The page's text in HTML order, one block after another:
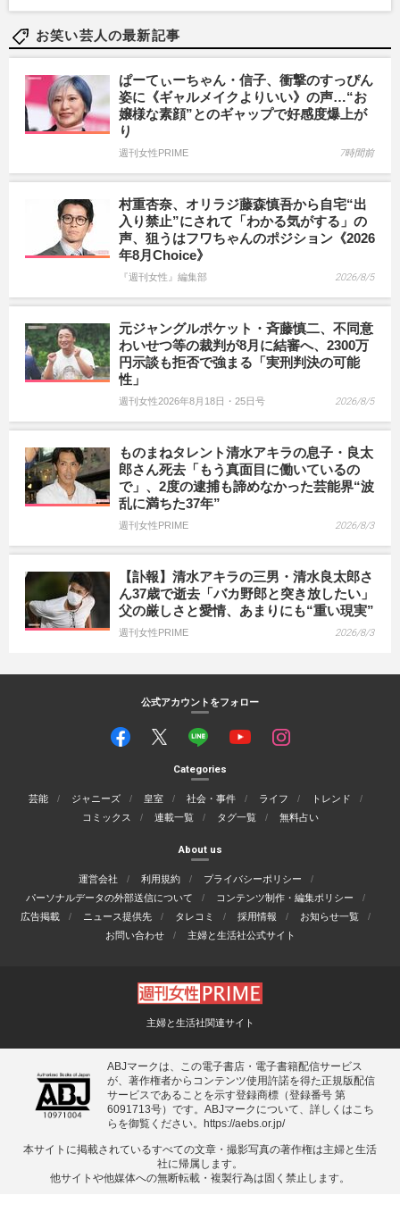
お笑い芸人の最新記事
ぱーてぃーちゃん・信子、衝撃のすっぴん
姿に《ギャルメイクよりいい》の声…“お
嬢様な素顔”とのギャップで好感度爆上が
り
週刊女性PRIME 7時間前
村重杏奈、オリラジ藤森慎吾から自宅“出
入り禁止”にされて「わかる気がする」の
声、狙うはフワちゃんのポジション《2026
年8月Choice》
『週刊女性』編集部 2026/8/5
元ジャングルポケット・斉藤慎二、不同意
わいせつ等の裁判が8月に結審へ、2300万
円示談も拒否で強まる「実刑判決の可能
性」
週刊女性2026年8月18日・25日号 2026/8/5
ものまねタレント清水アキラの息子・良太
郎さん死去「もう真面目に働いているの
で」、2度の逮捕も諦めなかった芸能界“波
乱に満ちた37年”
週刊女性PRIME 2026/8/3
【訃報】清水アキラの三男・清水良太郎さ
ん37歳で逝去「バカ野郎と突き放したい」
父の厳しさと愛情、あまりにも“重い現実”
週刊女性PRIME 2026/8/3
公式アカウントをフォロー
Categories
芸能 ジャニーズ 皇室 社会・事件 ライフ
トレンド
コミックス
連載一覧 タグ一覧 無料占い
About us
運営会社 利用規約
プライバシーポリシー
パーソナルデータの外部送信について
コンテンツ制作・編集ポリシー
広告掲載
ニュース提供先 タレコミ 採用情報
お知らせ一覧
お問い合わせ
主婦と生活社公式サイト
主婦と生活社関連サイト
ABJマークは、この電子書店・電子書籍配信サービス
が、著作権者からコンテンツ使用許諾を得た正規版配信
サービスであることを示す登録商標（登録番号 第
6091713号）です。ABJマークについて、詳しくはこち
らを御覧ください。
https://aebs.or.jp/
本サイトに掲載されているすべての⽂章・撮影写真の著作権は主婦と⽣活
社に帰属します。
他サイトや他媒体への無断転載・複製⾏為は固く禁⽌します。